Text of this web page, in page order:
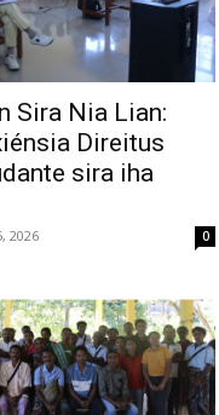
Sira Nia Lian:
Direitus
sira iha
2026 0